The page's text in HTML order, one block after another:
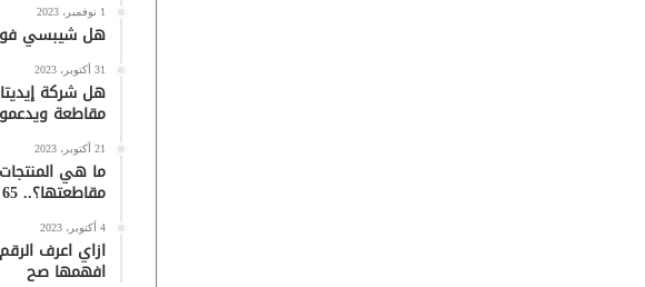
1 نوفمبر، 2023
هل شيبسي
31 أكتوبر، 2023
هل شركة
مقاطعة
21 أكتوبر، 2023
ما هي
مقاطعتها؟.. 65 منتج تقدر تستغنى عنهم
4 أكتوبر، 2023
ازاي اعرف
افهمها صح